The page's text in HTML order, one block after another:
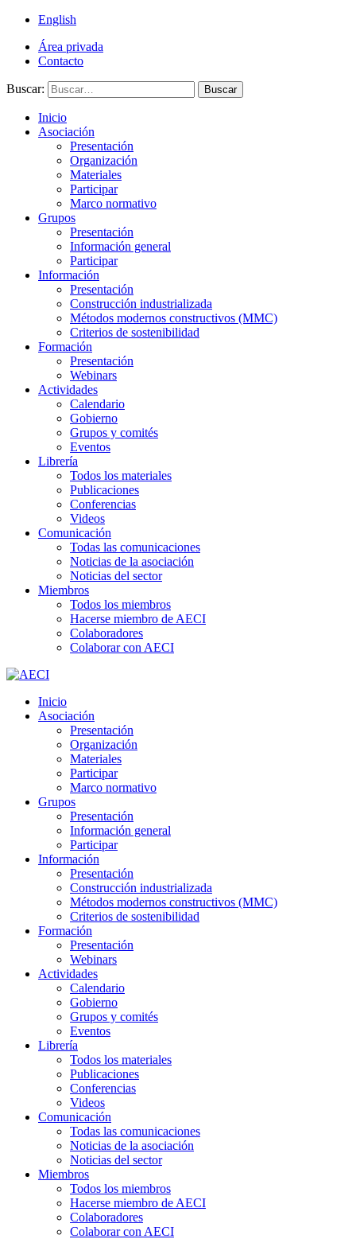
English
Área privada
Contacto
Buscar: Buscar
Inicio
Asociación
Presentación
Organización
Materiales
Participar
Marco normativo
Grupos
Presentación
Información general
Participar
Información
Presentación
Construcción industrializada
Métodos modernos constructivos (MMC)
Criterios de sostenibilidad
Formación
Presentación
Webinars
Actividades
Calendario
Gobierno
Grupos y comités
Eventos
Librería
Todos los materiales
Publicaciones
Conferencias
Videos
Comunicación
Todas las comunicaciones
Noticias de la asociación
Noticias del sector
Miembros
Todos los miembros
Hacerse miembro de AECI
Colaboradores
Colaborar con AECI
Inicio
Asociación
Presentación
Organización
Materiales
Participar
Marco normativo
Grupos
Presentación
Información general
Participar
Información
Presentación
Construcción industrializada
Métodos modernos constructivos (MMC)
Criterios de sostenibilidad
Formación
Presentación
Webinars
Actividades
Calendario
Gobierno
Grupos y comités
Eventos
Librería
Todos los materiales
Publicaciones
Conferencias
Videos
Comunicación
Todas las comunicaciones
Noticias de la asociación
Noticias del sector
Miembros
Todos los miembros
Hacerse miembro de AECI
Colaboradores
Colaborar con AECI